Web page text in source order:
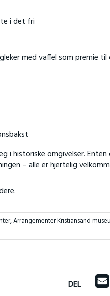
i det fri
med vaffel som premie til
i historiske omgivelser. Enten
– alle er hjertelig
,Arrangementer Kristiansand
DEL